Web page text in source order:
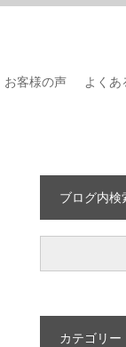
お客様の声 よくあ
ブログ内検
カテゴリー